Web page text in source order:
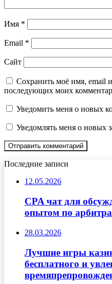
Имя *
Email *
Сайт
Сохранить моё имя, email и
последующих моих
Уведомить меня о новых
Уведомлять меня о новых
Последние записи
12.05.2026
CPA чат для
опытом по
28.03.2026
Лучшие игры
бесплатного и